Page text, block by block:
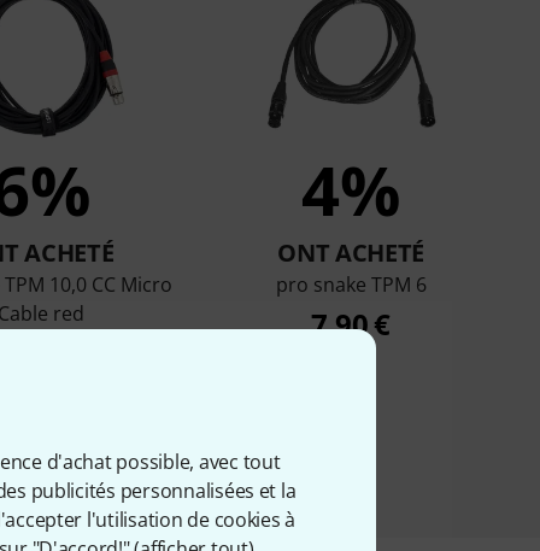
d'achat possible, avec tout
publicités personnalisées et la
l'utilisation de cookies à
ACHETÉ
10,0 CC Micro
Cable red
4%
ONT ACHETÉ
pro snake TPM 6
7,90 €